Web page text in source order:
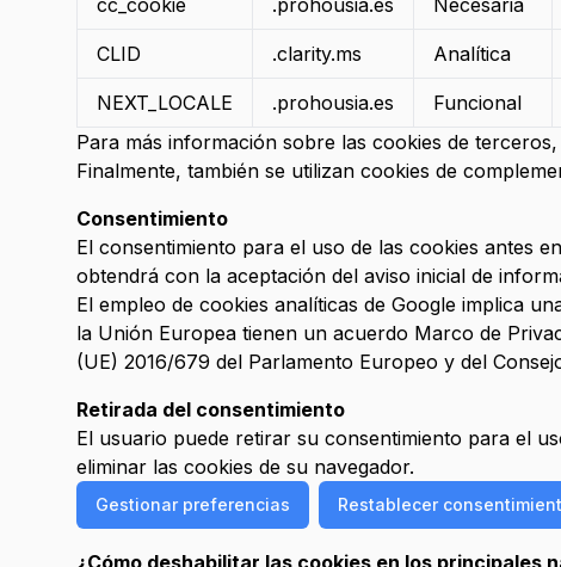
cc_cookie .prohousia.es Necesaria
CLID .clarity.ms Analítica
NEXT_LOCALE .prohousia.es Funcional
Para más información sobre las cookies de
Finalmente, también se utilizan cookies de
Consentimiento
El consentimiento para el uso de las cookies antes
obtendrá con la aceptación del aviso inicial de
El empleo de cookies analíticas de Google implica
la Unión Europea tienen un acuerdo Marco de
(UE) 2016/679 del Parlamento Europeo y del
Retirada del consentimiento
El usuario puede retirar su consentimiento para el
eliminar las cookies de su navegador.
Gestionar preferencias Restablecer
¿Cómo deshabilitar las cookies en los principales